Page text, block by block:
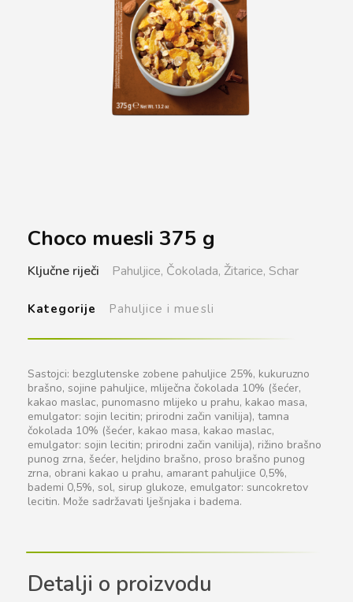
Choco muesIi 375 g
Sastojci: bezglutenske zobene pahuljice 25%, kukuruzno
brašno, sojine pahuljice, mliječna čokolada 10% (šećer,
kakao maslac, punomasno mlijeko u prahu, kakao masa,
emulgator: sojin lecitin; prirodni začin vanilija), tamna
čokolada 10% (šećer, kakao masa, kakao maslac,
emulgator: sojin lecitin; prirodni začin vanilija), rižino brašno
punog zrna, šećer, heljdino brašno, proso brašno punog
zrna, obrani kakao u prahu, amarant pahuljice 0,5%,
bademi 0,5%, sol, sirup glukoze, emulgator: suncokretov
lecitin. Može sadržavati lješnjaka i badema.
Ključne riječi Pahuljice, Čokolada, Žitarice, Schar
Kategorije Pahuljice i muesli
Detalji o proizvodu